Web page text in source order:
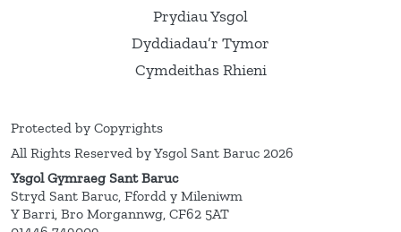
Prydiau Ysgol
Dyddiadau’r Tymor
Cymdeithas Rhieni
Protected by Copyrights
All Rights Reserved by Ysgol Sant Baruc 2026
Ysgol Gymraeg Sant Baruc
Stryd Sant Baruc, Ffordd y Mileniwm
Y Barri, Bro Morgannwg, CF62 5AT